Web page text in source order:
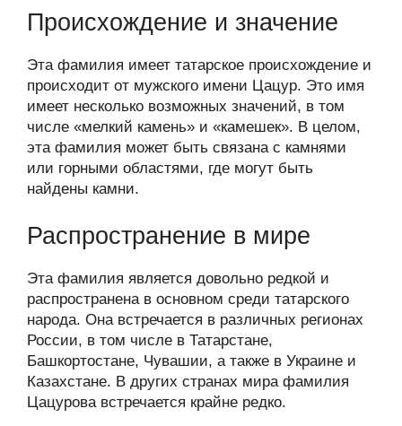
Происхождение и значение
Эта фамилия имеет татарское происхождение и
происходит от мужского имени Цацур. Это имя
имеет несколько возможных значений, в том
числе «мелкий камень» и «камешек». В целом,
эта фамилия может быть связана с камнями
или горными областями, где могут быть
найдены камни.
Распространение в мире
Эта фамилия является довольно редкой и
распространена в основном среди татарского
народа. Она встречается в различных регионах
России, в том числе в Татарстане,
Башкортостане, Чувашии, а также в Украине и
Казахстане. В других странах мира фамилия
Цацурова встречается крайне редко.